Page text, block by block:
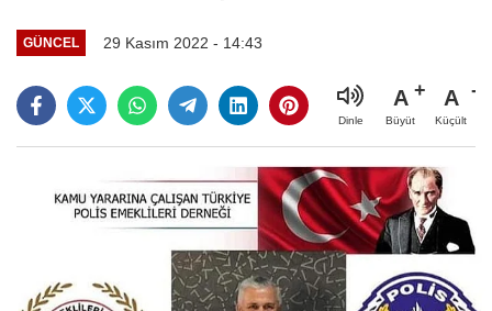
GÜNCEL 29 Kasım 2022 - 14:43
Dinle
A
Büyüt
A
Küçült